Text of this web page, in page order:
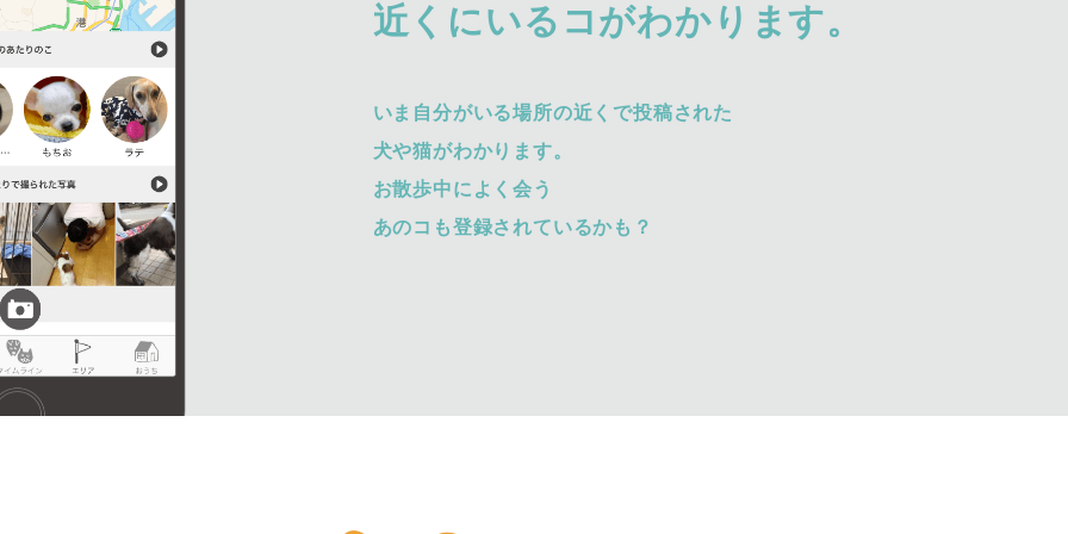
近くにいるコがわかります。
いま自分がいる場所の近くで投稿された
犬や猫がわかります。
お散歩中によく会う
あのコも登録されているかも？